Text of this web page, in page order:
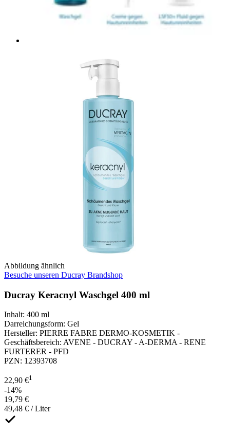
Abbildung ähnlich
Besuche unseren Ducray Brandshop
Ducray Keracnyl Waschgel 400 ml
Inhalt: 400 ml
Darreichungsform: Gel
Hersteller: PIERRE FABRE DERMO-KOSMETIK -
Geschäftsbereich: AVENE - DUCRAY - A-DERMA - RENE
FURTERER - PFD
PZN: 12393708
22,90 €1
-14%
19,79 €
49,48 € / Liter